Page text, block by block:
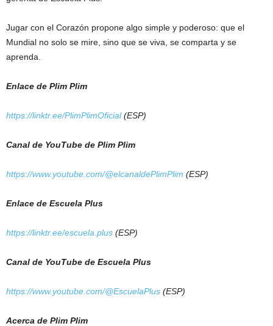
Jugar con el Corazón propone algo simple y poderoso: que el
Mundial no solo se mire, sino que se viva, se comparta y se
aprenda.
Enlace de Plim Plim
https://linktr.ee/PlimPlimOficial(ESP)
Canal de YouTube de Plim Plim
https://www.youtube.com/@elcanaldePlimPlim (ESP)
Enlace de Escuela Plus
https://linktr.ee/escuela.plus (ESP)
Canal de YouTube de Escuela Plus
https://www.youtube.com/@EscuelaPlus (ESP)
Acerca de Plim Plim